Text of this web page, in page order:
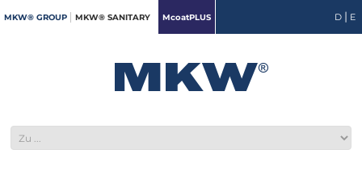
MKW® GROUP MKW® SANITARY McoatPLUS D | E